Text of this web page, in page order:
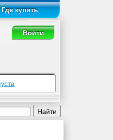
Где купить
Войти